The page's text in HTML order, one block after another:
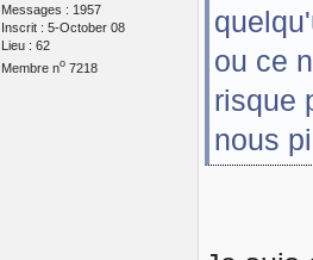
Messages : 1957
Inscrit : 5-October 08
Lieu : 62
Membre no7218
ou ce
risque
nous